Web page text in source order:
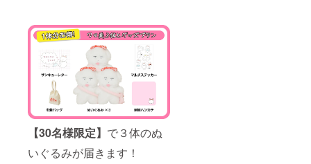
【30名様限定】 で３体のぬ
いぐるみが届きます！